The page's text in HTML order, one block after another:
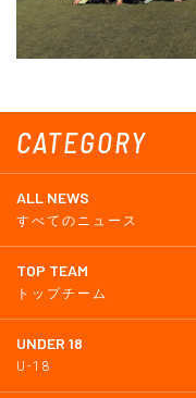
CATEGORY
ALL NEWS
すべてのニュース
TOP TEAM
トップチーム
UNDER 18
U-18